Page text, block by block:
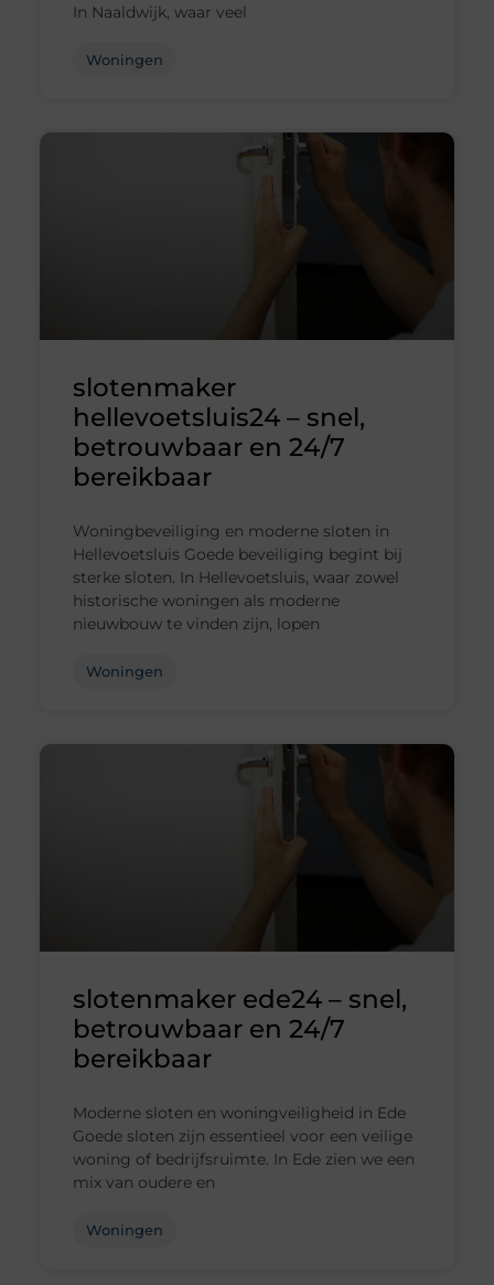
In Naaldwijk, waar veel
Woningen
slotenmaker
hellevoetsluis24 – snel,
betrouwbaar en 24/7
bereikbaar
Woningbeveiliging en moderne sloten in
Hellevoetsluis Goede beveiliging begint bij
sterke sloten. In Hellevoetsluis, waar zowel
historische woningen als moderne
nieuwbouw te vinden zijn, lopen
Woningen
slotenmaker ede24 – snel,
betrouwbaar en 24/7
bereikbaar
Moderne sloten en woningveiligheid in Ede
Goede sloten zijn essentieel voor een veilige
woning of bedrijfsruimte. In Ede zien we een
mix van oudere en
Woningen